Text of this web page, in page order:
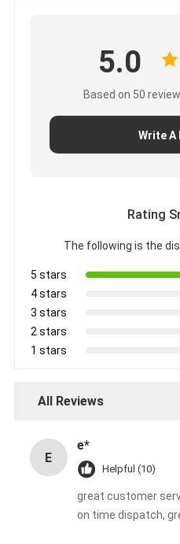
5.0
Based on 50
Write A
Rating
The following is the
5 stars
4 stars
3 stars
2 stars
1 stars
All Reviews
E
e*
Helpful (10)
great customer
on time dispatch,